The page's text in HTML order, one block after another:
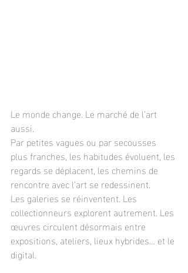
Le monde change. Le marché de l’art
aussi.
Par petites vagues ou par secousses
plus franches, les habitudes évoluent, les
regards se déplacent, les chemins de
rencontre avec l’art se redessinent.
Les galeries se réinventent. Les
collectionneurs explorent autrement. Les
œuvres circulent désormais entre
expositions, ateliers, lieux hybrides… et le
digital.